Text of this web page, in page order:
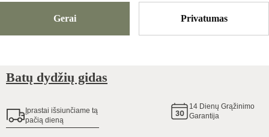
Gerai Privatumas
Batų dydžių gidas
Įprastai išsiunčiame tą
pačią dieną
14 Dienų Grąžinimo
Garantija